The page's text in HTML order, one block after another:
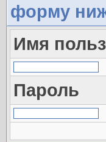
форму
Имя
Пароль